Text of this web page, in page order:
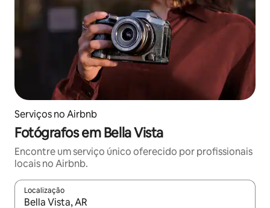
Serviços no Airbnb
Fotógrafos em Bella Vista
Encontre um serviço único oferecido por profissionais
locais no Airbnb.
Localização
Quando os resultados estiverem disponíveis, explore-os